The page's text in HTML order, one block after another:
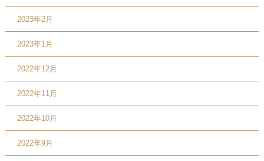
2023年2月
2023年1月
2022年12月
2022年11月
2022年10月
2022年9月